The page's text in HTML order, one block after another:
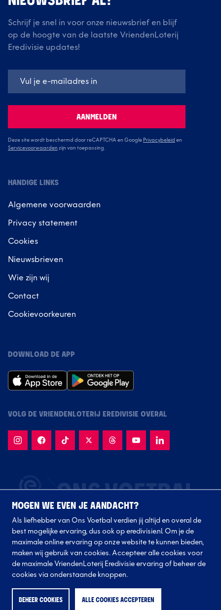
Schrijf je snel in voor onze nieuwsbrief en blijf
op de hoogte van de laatste VriendenLoterij
Eredivisie updates!
AANMELDEN
Deze site wordt beschermd door reCAPTCHA en Google Privacybeleid en
Servicevoorwaarden zijn van toepassing.
HANDIGE LINKS
Algemene voorwaarden
Privacy statement
Cookies
Nieuwsbrieven
Wie zijn wij
Contact
Cookievoorkeuren
DOWNLOAD DE APP
VOLG DE VRIENDENLOTERIJ EREDIVISIE OVERAL
Volg onze clubs
MOGEN WE EVEN JE AANDACHT?
Als liefhebber van Ons Voetbal verdien jij altijd en overal de
best mogelijke ervaring, dus ook op eredivisie.nl. Om je de
maximale online ervaring op onze website te kunnen bieden,
maken wij gebruik van cookies. Accepteer alle cookies voor
de maximale VriendenLoterij Eredivisie ervaring of beheer de
cookies via onderstaande knoppen.
BEHEER COOKIES ALLE COOKIES ACCEPTEREN